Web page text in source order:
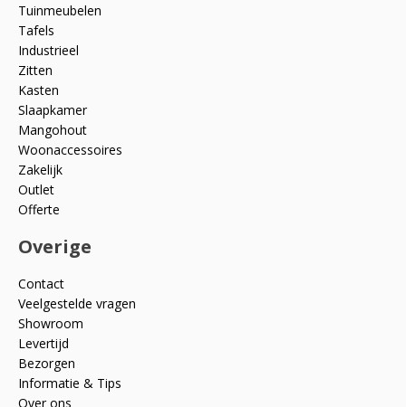
Tuinmeubelen
Tafels
Industrieel
Zitten
Kasten
Slaapkamer
Mangohout
Woonaccessoires
Zakelijk
Outlet
Offerte
Overige
Contact
Veelgestelde vragen
Showroom
Levertijd
Bezorgen
Informatie & Tips
Over ons